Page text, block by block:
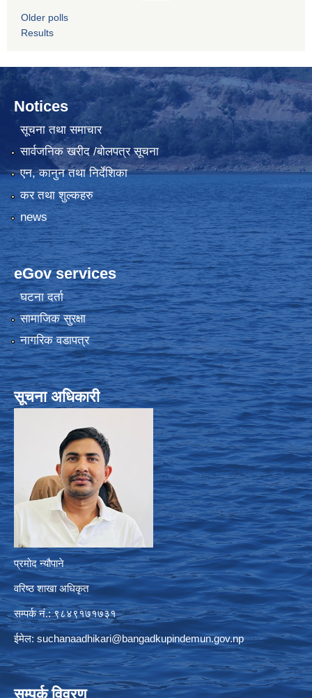
Older polls
Results
Notices
सूचना तथा समाचार
सार्वजनिक खरीद /बोलपत्र सूचना
एन, कानुन तथा निर्देशिका
कर तथा शुल्कहरु
news
eGov services
घटना दर्ता
सामाजिक सुरक्षा
नागरिक वडापत्र
सूचना अधिकारी
प्रमोद न्यौपाने
वरिष्ठ शाखा अधिकृत
सम्पर्क नं.: ९८४९१७१७३१
ईमेल: suchanaadhikari@bangadkupindemun.gov.np
सम्पर्क विवरण